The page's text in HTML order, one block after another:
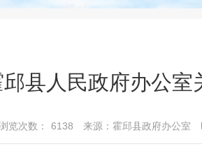
邱县人民政府办公
览次数： 6138 来源：霍邱县政府办公室